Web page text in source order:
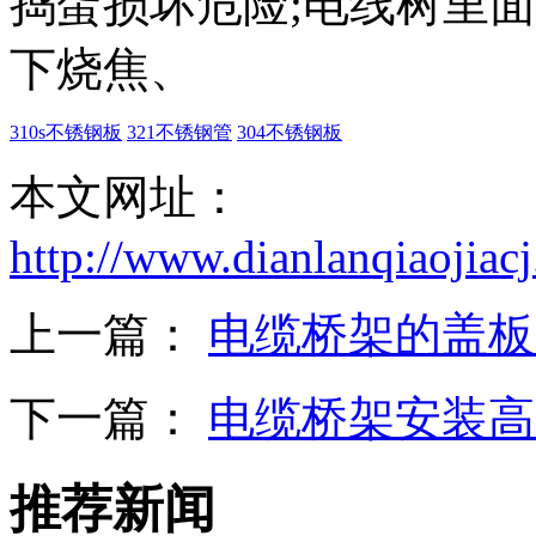
下烧焦、
310s不锈钢板 321不锈钢管 304不锈钢板
本文网址：
http://
上一篇： 电缆桥架的盖
下一篇： 电缆桥架安装
推荐新闻